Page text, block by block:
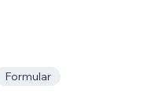
Formular